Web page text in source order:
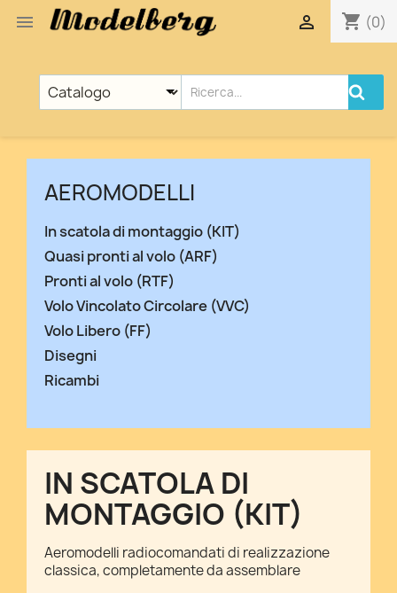
 shopping_cart (0)

AEROMODELLI
In scatola di montaggio (KIT)
Quasi pronti al volo (ARF)
Pronti al volo (RTF)
Volo Vincolato Circolare (VVC)
Volo Libero (FF)
Disegni
Ricambi
IN SCATOLA DI
MONTAGGIO (KIT)
Aeromodelli radiocomandati di realizzazione
classica, completamente da assemblare